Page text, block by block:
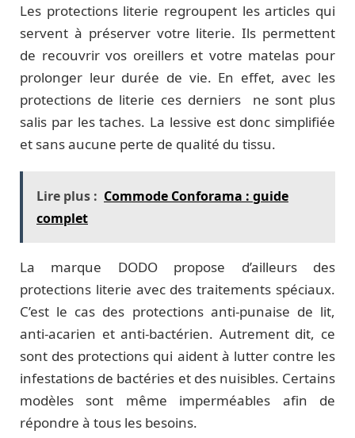
Les protections literie regroupent les articles qui
servent à préserver votre literie. Ils permettent
de recouvrir vos oreillers et votre matelas pour
prolonger leur durée de vie. En effet, avec les
protections de literie ces derniers ne sont plus
salis par les taches. La lessive est donc simplifiée
et sans aucune perte de qualité du tissu.
Lire plus : Commode Conforama : guide
complet
La marque DODO propose d’ailleurs des
protections literie avec des traitements spéciaux.
C’est le cas des protections anti-punaise de lit,
anti-acarien et anti-bactérien. Autrement dit, ce
sont des protections qui aident à lutter contre les
infestations de bactéries et des nuisibles. Certains
modèles sont même imperméables afin de
répondre à tous les besoins.